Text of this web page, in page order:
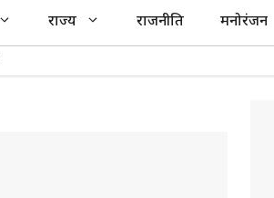
राज्य राजनीति मनोरंजन